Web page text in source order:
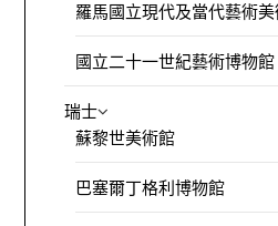
羅馬國立現代及當代藝術
國立二十一世紀藝術博物館
瑞士
蘇黎世美術館
巴塞爾丁格利博物館